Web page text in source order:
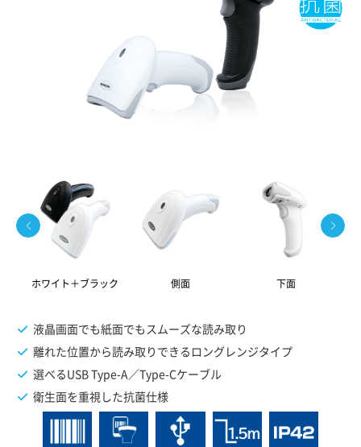
ホワイト＋ブラック 側面 下面
液晶画面でも紙面でもスムーズな読み取り
離れた位置から読み取りできるロングレンジタイプ
選べるUSB Type-A／Type-Cケーブル
衛生面を重視した抗菌仕様